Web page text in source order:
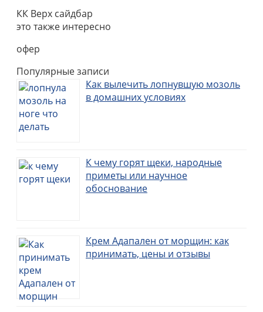
КК Верх сайдбар
это также интересно
офер
Популярные записи
Как вылечить лопнувшую мозоль
в домашних условиях
К чему горят щеки, народные
приметы или научное
обоснование
Крем Адапален от морщин: как
принимать, цены и отзывы